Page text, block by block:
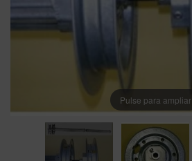
Pulse para ampliar